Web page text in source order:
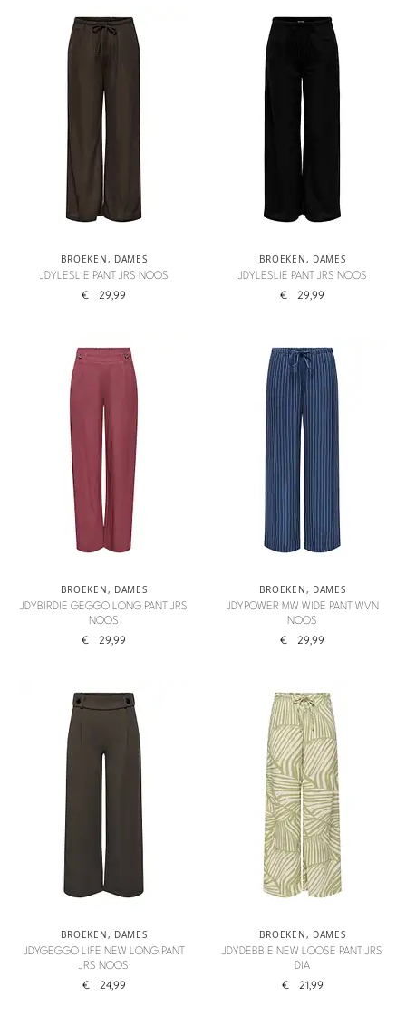
BROEKEN, DAMES
JDYLESLIE PANT JRS NOOS
€ 29,99
BROEKEN, DAMES
JDYLESLIE PANT JRS NOOS
€ 29,99
BROEKEN, DAMES
JDYBIRDIE GEGGO LONG PANT JRS
NOOS
€ 29,99
BROEKEN, DAMES
JDYPOWER MW WIDE PANT WVN
NOOS
€ 29,99
BROEKEN, DAMES
JDYGEGGO LIFE NEW LONG PANT
JRS NOOS
€ 24,99
BROEKEN, DAMES
JDYDEBBIE NEW LOOSE PANT JRS
DIA
€ 21,99